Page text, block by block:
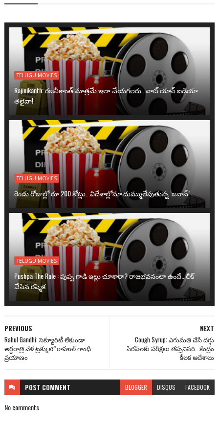
TELUGU MOVIES
Rajinikanth: రజనీకాంత్ మాత్రమే ఇలా చేయగలరు.. వాట్ యాన్ ఐడియా
తలైవా!
TELUGU MOVIES
రెండు రోజుల్లో రూ.200 కోట్లు.. విదేశాల్లోనూ దుమ్ములేపుతున్న ‘జవాన్’
TELUGU MOVIES
Pushpa The Rule : పుష్ప గాడి ఇల్లు చూశారా? రాజభవనంలా ఉందే.. లీక్
చేసిన రష్మిక
NEXT
Cough Syrup: ఎగుమతి చేసే దగ్గు
సిర‌ప్‌లకు పరీక్షలు తప్పనిసరి.. కేంద్రం
కీలక ఆదేశాలు
PREVIOUS
Rahul Gandhi: సెక్యూరిటీ లేకుండా
అర్ధరాత్రి వేళ ట్రక్కులో రాహుల్ గాంధీ
ప్రయాణం
POST COMMENT BLOGGER DISQUS FACEBOOK
No comments